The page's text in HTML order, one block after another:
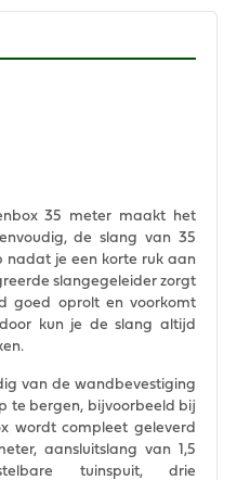
35 meter maakt het
de slang van 35
nadat je een korte ruk aan
slangegeleider zorgt
goed oprolt en voorkomt
kun je de slang altijd
van de wandbevestiging
te bergen, bijvoorbeeld bij
wordt compleet geleverd
aansluitslang van 1,5
tuinspuit, drie